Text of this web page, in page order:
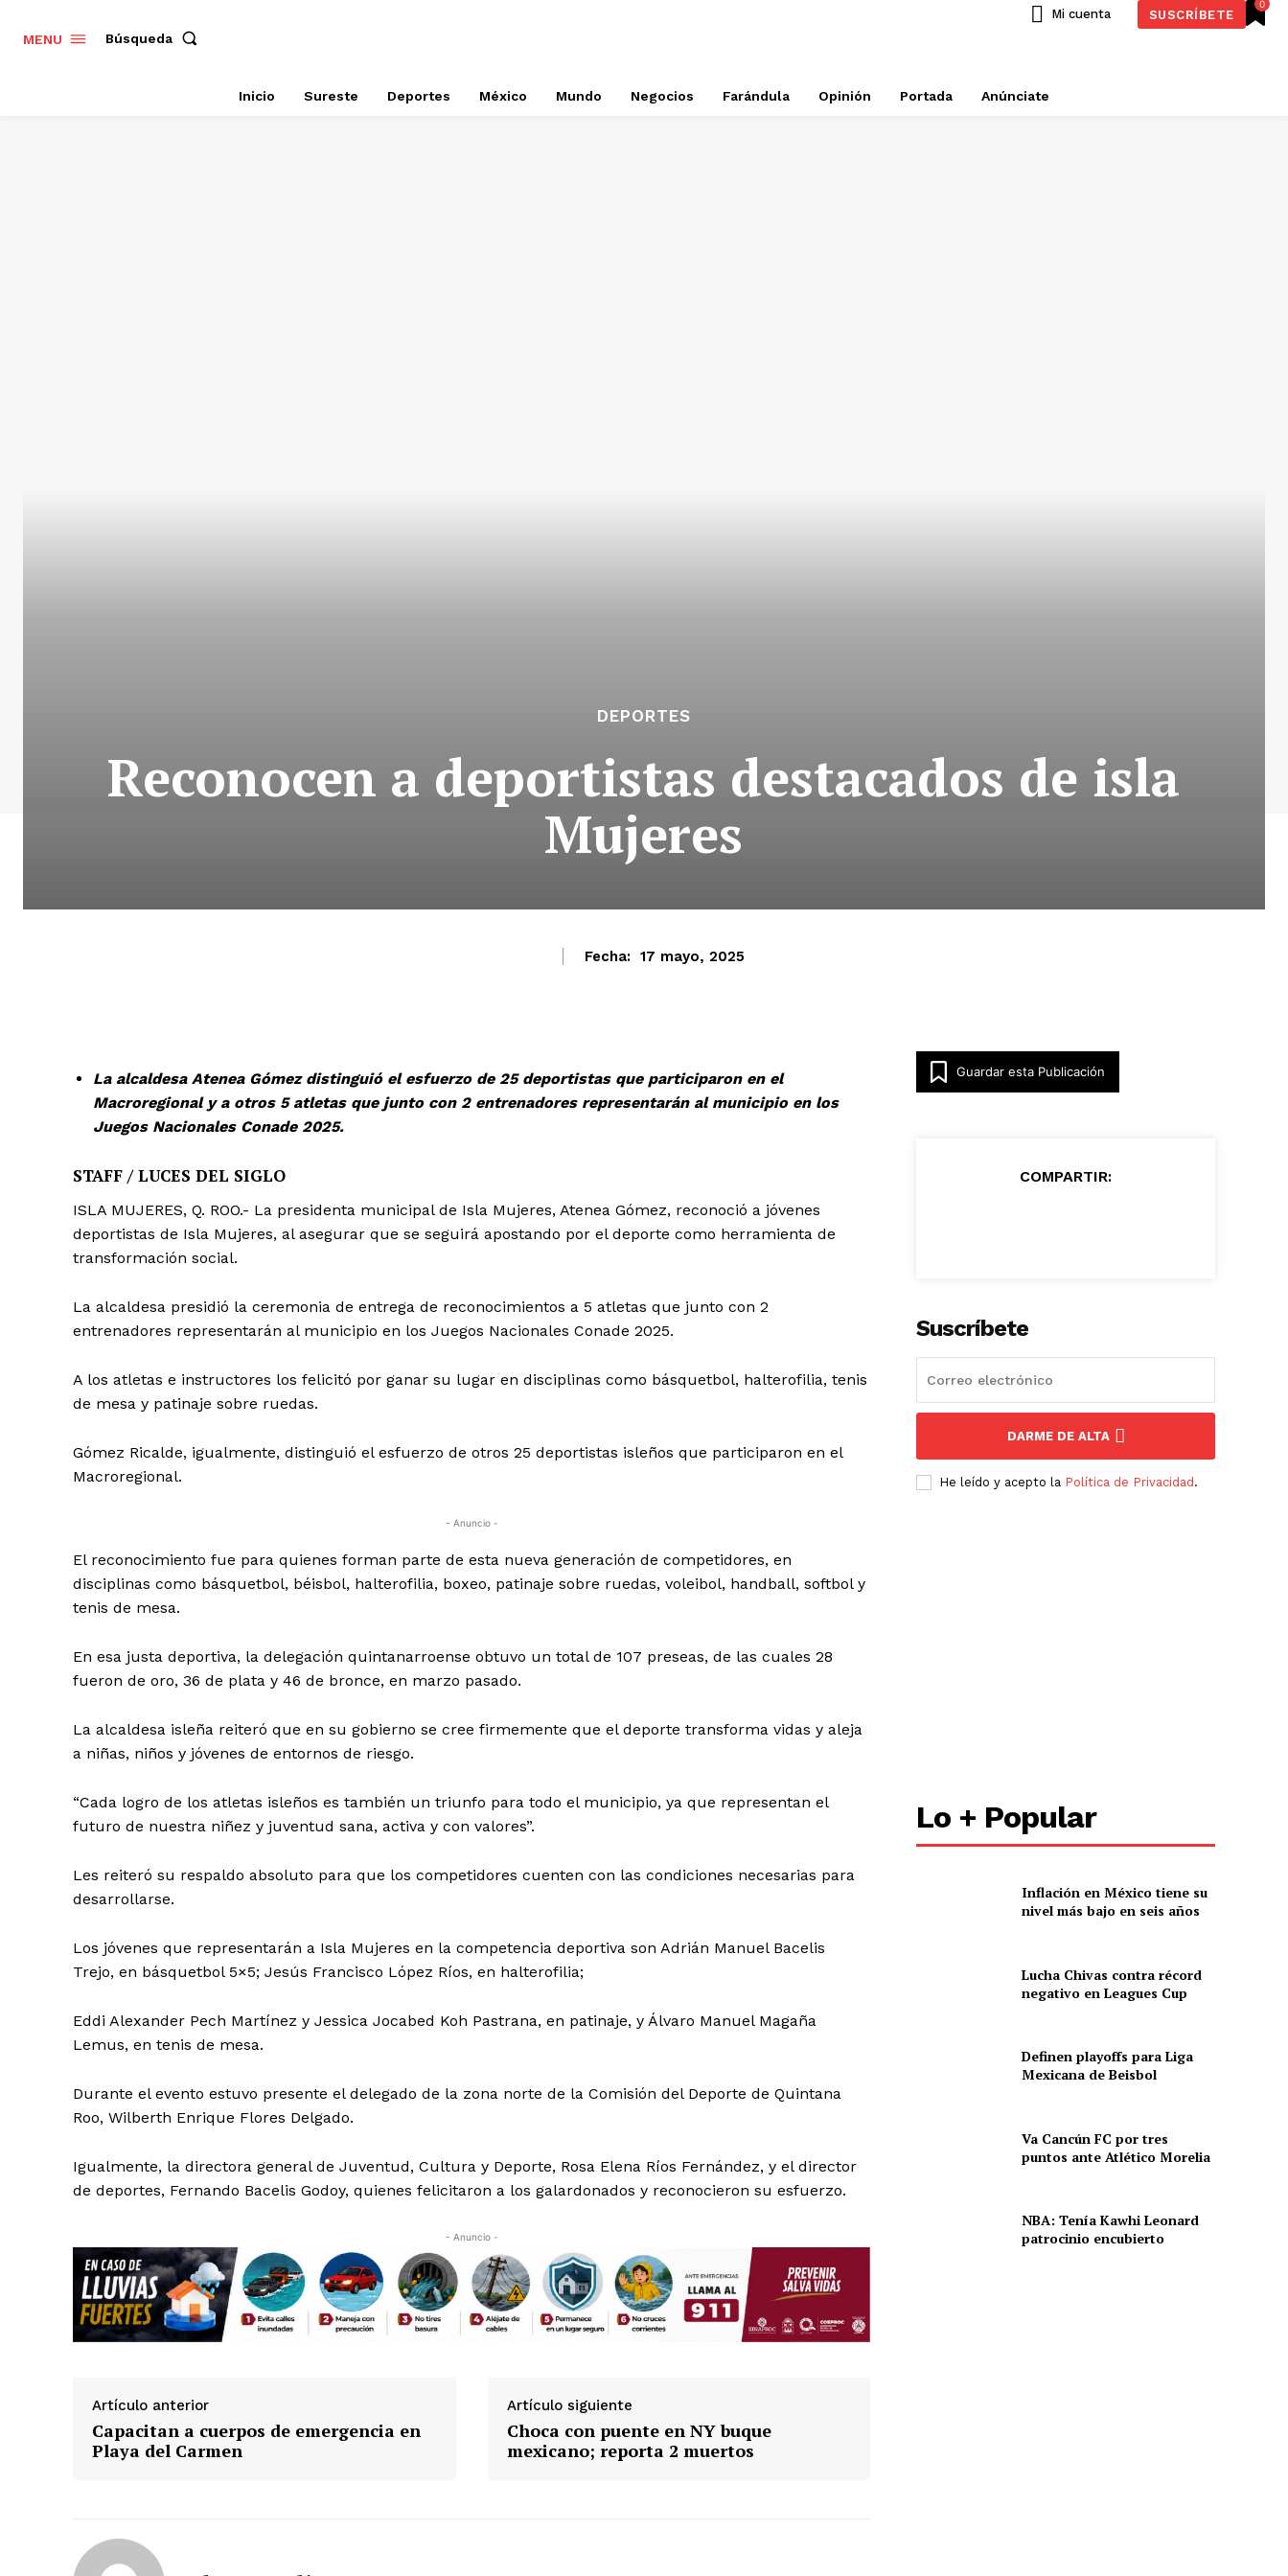
MENU Búsqueda
0
Mi cuenta SUSCRÍBETE
Inicio Sureste Deportes México Mundo Negocios Farándula Opinión Portada Anúnciate
DEPORTES
Reconocen a deportistas destacados de isla
Mujeres
Fecha: 17 mayo, 2025
La alcaldesa Atenea Gómez distinguió el esfuerzo de 25 deportistas que participaron en el
Macroregional y a otros 5 atletas que junto con 2 entrenadores representarán al municipio en los
Juegos Nacionales Conade 2025.
STAFF / LUCES DEL SIGLO
ISLA MUJERES, Q. ROO.- La presidenta municipal de Isla Mujeres, Atenea Gómez, reconoció a jóvenes
deportistas de Isla Mujeres, al asegurar que se seguirá apostando por el deporte como herramienta de
transformación social.
La alcaldesa presidió la ceremonia de entrega de reconocimientos a 5 atletas que junto con 2
entrenadores representarán al municipio en los Juegos Nacionales Conade 2025.
A los atletas e instructores los felicitó por ganar su lugar en disciplinas como básquetbol, halterofilia, tenis
de mesa y patinaje sobre ruedas.
Gómez Ricalde, igualmente, distinguió el esfuerzo de otros 25 deportistas isleños que participaron en el
Macroregional.
- Anuncio -
El reconocimiento fue para quienes forman parte de esta nueva generación de competidores, en
disciplinas como básquetbol, béisbol, halterofilia, boxeo, patinaje sobre ruedas, voleibol, handball, softbol y
tenis de mesa.
En esa justa deportiva, la delegación quintanarroense obtuvo un total de 107 preseas, de las cuales 28
fueron de oro, 36 de plata y 46 de bronce, en marzo pasado.
La alcaldesa isleña reiteró que en su gobierno se cree firmemente que el deporte transforma vidas y aleja
a niñas, niños y jóvenes de entornos de riesgo.
“Cada logro de los atletas isleños es también un triunfo para todo el municipio, ya que representan el
futuro de nuestra niñez y juventud sana, activa y con valores”.
Les reiteró su respaldo absoluto para que los competidores cuenten con las condiciones necesarias para
desarrollarse.
Los jóvenes que representarán a Isla Mujeres en la competencia deportiva son Adrián Manuel Bacelis
Trejo, en básquetbol 5×5; Jesús Francisco López Ríos, en halterofilia;
Eddi Alexander Pech Martínez y Jessica Jocabed Koh Pastrana, en patinaje, y Álvaro Manuel Magaña
Lemus, en tenis de mesa.
Durante el evento estuvo presente el delegado de la zona norte de la Comisión del Deporte de Quintana
Roo, Wilberth Enrique Flores Delgado.
Igualmente, la directora general de Juventud, Cultura y Deporte, Rosa Elena Ríos Fernández, y el director
de deportes, Fernando Bacelis Godoy, quienes felicitaron a los galardonados y reconocieron su esfuerzo.
- Anuncio -
Artículo anterior
Capacitan a cuerpos de emergencia en
Playa del Carmen
Artículo siguiente
Choca con puente en NY buque
mexicano; reporta 2 muertos
Guardar esta Publicación
COMPARTIR:
Suscríbete
DARME DE ALTA
He leído y acepto la Política de Privacidad.
Lo + Popular
Inflación en México tiene su
nivel más bajo en seis años
Lucha Chivas contra récord
negativo en Leagues Cup
Definen playoffs para Liga
Mexicana de Beisbol
Va Cancún FC por tres
puntos ante Atlético Morelia
NBA: Tenía Kawhi Leonard
patrocinio encubierto